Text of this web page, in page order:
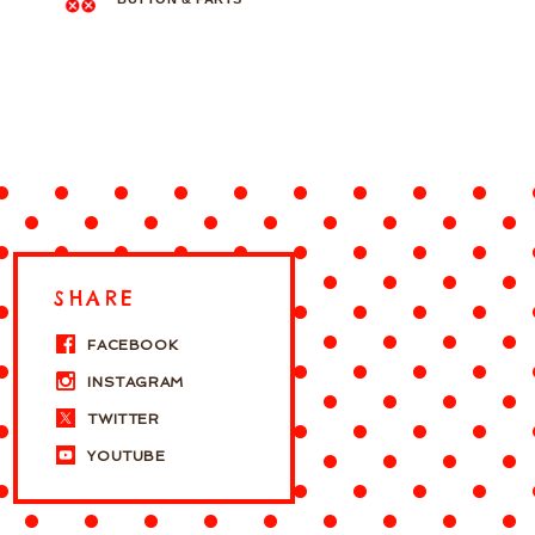
SHARE
FACEBOOK
INSTAGRAM
TWITTER
YOUTUBE